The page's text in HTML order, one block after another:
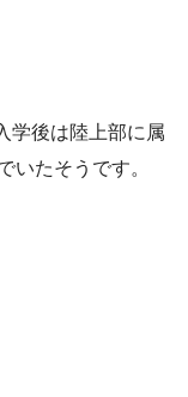
学後は陸上部に属
いたそうです。